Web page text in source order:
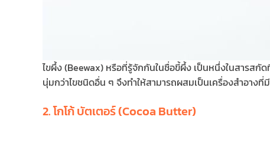
ไขผึ้ง (Beewax) หรือที่รู้จักกันในชื่อขี้ผึ้ง เป็นหนึ่งในสารส
นุ่มกว่าไขชนิดอื่น ๆ จึงทำให้สามารถผสมเป็นเครื่องสำอางที่มี
2. โกโก้ บัตเตอร์ (Cocoa Butter)